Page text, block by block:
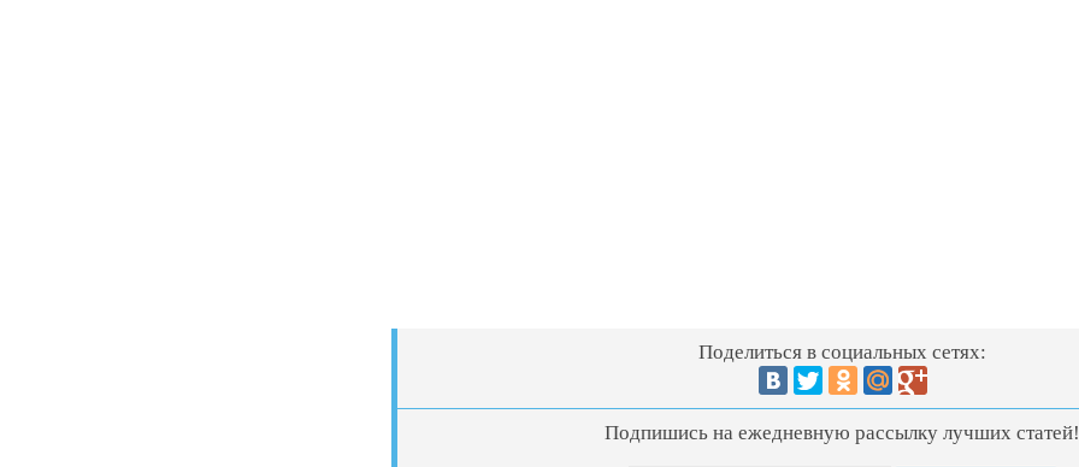
Поделиться в социальных сетях:
Подпишись на ежедневную рассылку лучших